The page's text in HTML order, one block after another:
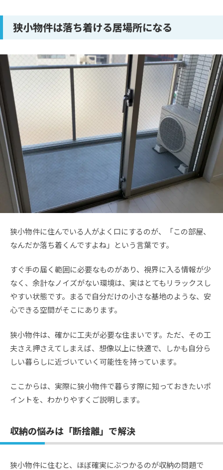
狭小物件は落ち着ける居場所になる
狭小物件に住んでいる人がよく口にするのが、「この部屋、
なんだか落ち着くんですよね」という言葉です。
すぐ手の届く範囲に必要なものがあり、視界に入る情報が少
なく、余計なノイズがない環境は、実はとてもリラックスし
やすい状態です。まるで自分だけの小さな基地のような、安
心できる空間がそこにあります。
狭小物件は、確かに工夫が必要な住まいです。ただ、その工
夫さえ押さえてしまえば、想像以上に快適で、しかも自分ら
しい暮らしに近づいていく可能性を持っています。
ここからは、実際に狭小物件で暮らす際に知っておきたいポ
イントを、わかりやすくご説明します。
収納の悩みは「断捨離」で解決
狭小物件に住むと、ほぼ確実にぶつかるのが収納の問題で